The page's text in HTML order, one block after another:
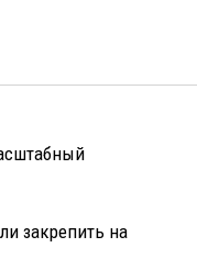
закрепить на